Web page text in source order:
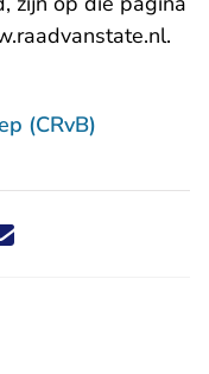
(CRvB)
nieuwsbericht via X -
dit nieuwsbericht via
dit nieuwsbericht
Deel dit